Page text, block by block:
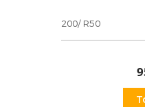
200/ R50